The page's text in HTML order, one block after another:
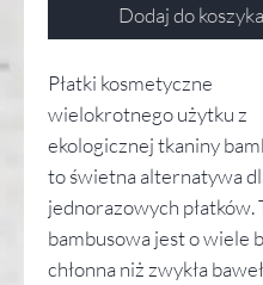
Dodaj do koszyka
Płatki kosmetyczne
wielokrotnego użytku z
ekologicznej tkaniny
to świetna alternatywa
jednorazowych płatków.
bambusowa jest o wiele
chłonna niż zwykła